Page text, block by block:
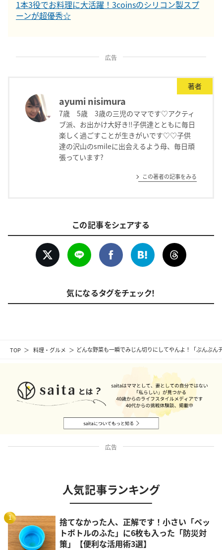
TOP 料理・グルメ どんな野菜も一瞬でみじん切りにしてやんよ！「ぶんぶん
1本3役でお料理に大活躍！3coinsのシリコン製スプ
ーンが超優秀☆
広告
著者
ayumi nisimura
7歳 5歳 3歳の三児のママです♡アクティ
ブ派、お出かけ大好き‼︎子供達とともに毎日
楽しく過ごすことが生きがいです♡♡子供
達の沢山のsmileに出会えるよう母、毎日頑
張っています?
この著者の記事をみる
この記事をシェアする
気になるタグをチェック！
広告
人気記事ランキング
1
捨てなかった人、正解です！小さい「ペッ
トボトルのふた」に6枚も入った「防災対
策」【便利な活用術3選】